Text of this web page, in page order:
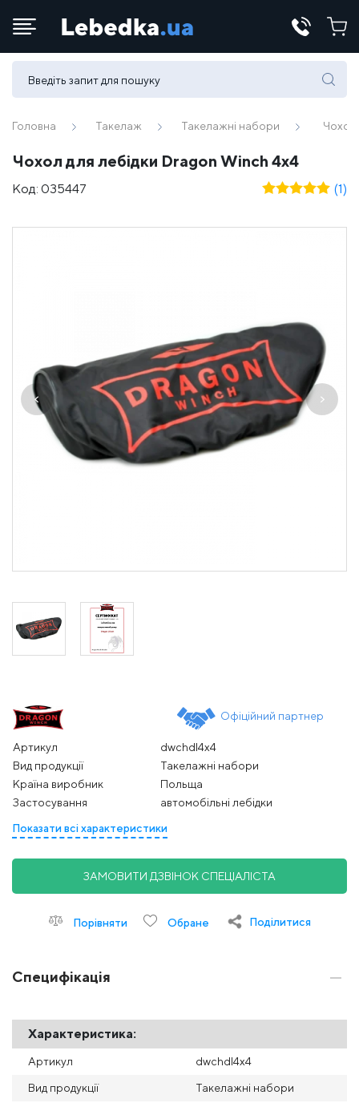
Телефони:
(067) 430 82-15
E-mail:
Головна Такелаж Такелажні набори Чохол
Чохол для лебідки Dragon Winch 4x4
Код: 035447 (1)
Офіційний партнер
Артикул
dwchdl4x4
Вид продукції
Такелажні набори
Країна виробник
Польща
Застосування
автомобільні лебідки
Показати всі характеристики
ЗАМОВИТИ ДЗВІНОК СПЕЦІАЛІСТА
Порівняти Обране Поділитися
Специфікація
Характеристика:
Артикул dwchdl4x4
Вид продукції Такелажні набори